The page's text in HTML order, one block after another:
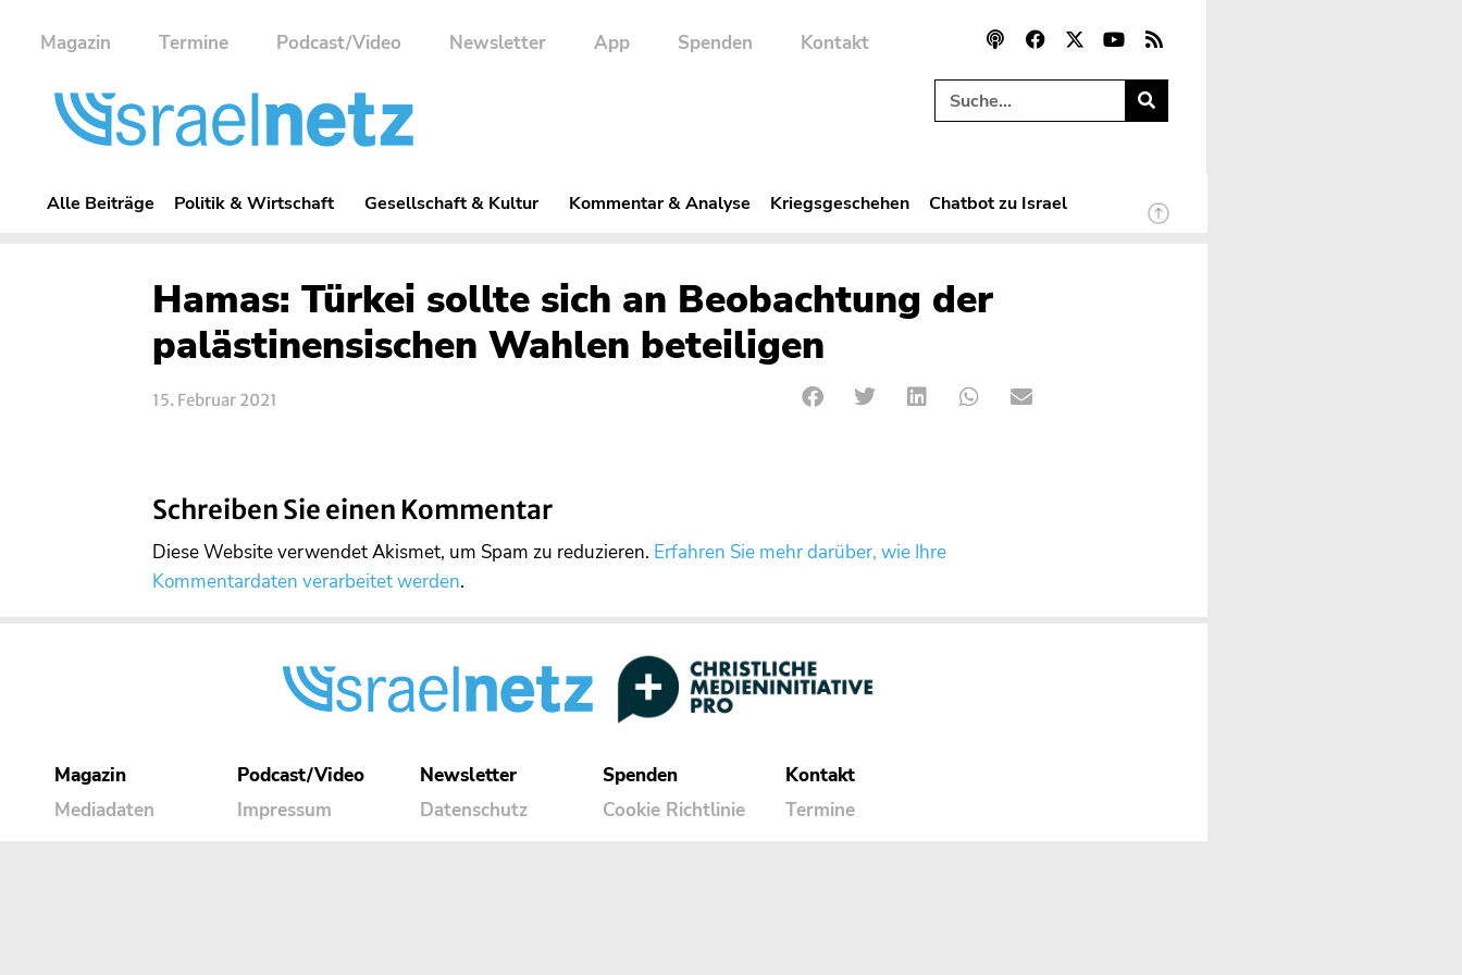
Magazin Termine Podcast/Video Newsletter App Spenden Kontakt
Alle Beiträge Politik & Wirtschaft Gesellschaft & Kultur Kommentar & Analyse Kriegsgeschehen Chatbot zu Israel
Hamas: Türkei sollte sich an Beobachtung der
palästinensischen Wahlen beteiligen
15. Februar 2021
Schreiben Sie einen Kommentar
Diese Website verwendet Akismet, um Spam zu reduzieren. Erfahren Sie mehr darüber, wie Ihre
Kommentardaten verarbeitet werden.
Magazin
Mediadaten
Podcast/Video
Impressum
Newsletter
Datenschutz
Spenden
Cookie Richtlinie
Kontakt
Termine